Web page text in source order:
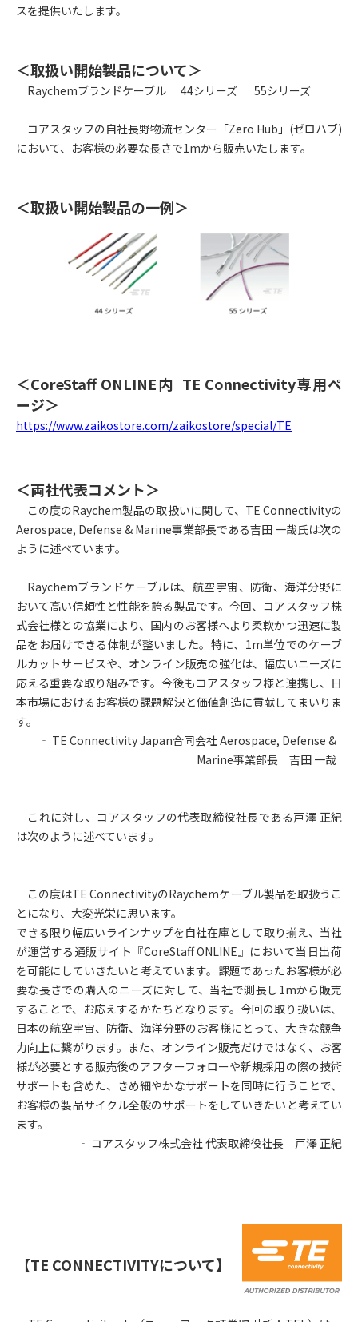
スを提供いたします。
＜取扱い開始製品について＞
Raychemブランドケーブル 44シリーズ 55シリーズ
コアスタッフの自社長野物流センター「Zero Hub」(ゼロハブ)
において、お客様の必要な長さで1mから販売いたします。
＜取扱い開始製品の一例＞
＜CoreStaff ONLINE内 TE Connectivity専用ペ
ージ＞
https://www.zaikostore.com/zaikostore/special/TE
＜両社代表コメント＞
この度のRaychem製品の取扱いに関して、TE Connectivityの
Aerospace, Defense & Marine事業部長である吉田 一哉氏は次の
ように述べています。
Raychemブランドケーブルは、航空宇宙、防衛、海洋分野に
おいて高い信頼性と性能を誇る製品です。今回、コアスタッフ株
式会社様との協業により、国内のお客様へより柔軟かつ迅速に製
品をお届けできる体制が整いました。特に、1m単位でのケーブ
ルカットサービスや、オンライン販売の強化は、幅広いニーズに
応える重要な取り組みです。今後もコアスタッフ様と連携し、日
本市場におけるお客様の課題解決と価値創造に貢献してまいりま
す。
‐ TE Connectivity Japan合同会社 Aerospace, Defense &
Marine事業部長 吉田 一哉
これに対し、コアスタッフの代表取締役社長である戸澤 正紀
は次のように述べています。
この度はTE ConnectivityのRaychemケーブル製品を取扱うこ
とになり、大変光栄に思います。
できる限り幅広いラインナップを自社在庫として取り揃え、当社
が運営する通販サイト『CoreStaff ONLINE』において当日出荷
を可能にしていきたいと考えています。課題であったお客様が必
要な長さでの購入のニーズに対して、当社で測長し1mから販売
することで、お応えするかたちとなります。今回の取り扱いは、
日本の航空宇宙、防衛、海洋分野のお客様にとって、大きな競争
力向上に繋がります。また、オンライン販売だけではなく、お客
様が必要とする販売後のアフターフォローや新規採用の際の技術
サポートも含めた、きめ細やかなサポートを同時に行うことで、
お客様の製品サイクル全般のサポートをしていきたいと考えてい
ます。
‐ コアスタッフ株式会社 代表取締役社長 戸澤 正紀
【TE CONNECTIVITYについて】